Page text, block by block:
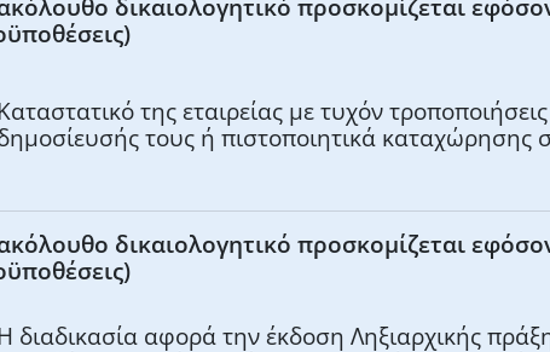
δικαιολογητικό προσκομίζεται
της εταιρείας με τυχόν
τους ή πιστοποιητικά καταχώρησης
δικαιολογητικό προσκομίζεται
διαδικασία αφορά την έκδοση Ληξιαρχικής